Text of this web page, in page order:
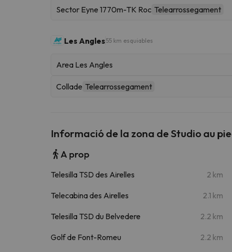
Sector Eyne 1770m-TK Roc Telearrossegament
Les Angles 55 km esquiables
Area Les Angles
Collade Telearrossegament
Informació de la zona de Studio au
A prop
Telesilla TSD des Airelles 2 km
Telecabina des Airelles 2.1 km
Telesilla TSD du Belvedere 2.2 km
Golf de Font-Romeu 2.2 km